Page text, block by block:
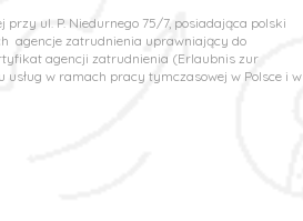
ul. P. Niedurnego 75/7, posiadająca polski
agencje zatrudnienia uprawniający do
agencji zatrudnienia (Erlaubnis zur
w ramach pracy tymczasowej w Polsce i w